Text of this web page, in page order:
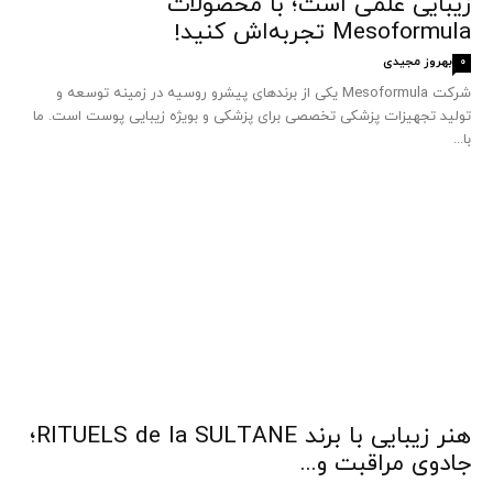
Mesoformula تجربه‌اش کنید!
بهروز مجیدی 0
شرکت Mesoformula یکی از برندهای پیشرو روسیه در زمینه توسعه و
تولید تجهیزات پزشکی تخصصی برای پزشکی و بویژه زیبایی پوست است. ما
با...
هنر زیبایی با برند RITUELS de la SULTANE؛
جادوی مراقبت و...